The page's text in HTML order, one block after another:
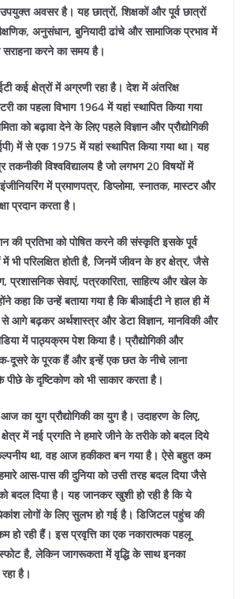
अवसर है। यह छात्रों, शिक्षकों और पूर्व छात्रों
अनुसंधान, बुनियादी ढांचे और सामाजिक प्रभाव में
सराहना करने का समय है।
कई क्षेत्रों में अग्रणी रहा है। देश में अंतरिक्ष
का पहला विभाग 1964 में यहां स्थापित किया गया
को बढ़ावा देने के लिए पहले विज्ञान और प्रौद्योगिकी
में से एक 1975 में यहां स्थापित किया गया था। यह
तकनीकी विश्वविद्यालय है जो लगभग 20 विषयों में
में प्रमाणपत्र, डिप्लोमा, स्नातक, मास्टर और
प्रदान करता है।
की प्रतिभा को पोषित करने की संस्कृति इसके पूर्व
में भी परिलक्षित होती है, जिनमें जीवन के हर क्षेत्र, जैसे
प्रशासनिक सेवाएं, पत्रकारिता, साहित्य और खेल के
कहा कि उन्हें बताया गया है कि बीआईटी ने हाल ही में
से आगे बढ़कर अर्थशास्त्र और डेटा विज्ञान, मानविकी और
में पाठ्यक्रम पेश किया है। प्रौद्योगिकी और
दूसरे के पूरक हैं और इन्हें एक छत के नीचे लाना
के पीछे के दृष्टिकोण को भी साकार करता है।
आज का युग प्रौद्योगिकी का युग है। उदाहरण के लिए,
क्षेत्र में नई प्रगति ने हमारे जीने के तरीके को बदल दिये
था, वह आज हकीकत बन गया है। ऐसे बहुत कम
आस-पास की दुनिया को उसी तरह बदल दिया जैसे
बदल दिया है। यह जानकर खुशी हो रही है कि ये
लोगों के लिए सुलभ हो गई है। डिजिटल पहुंच की
हो रही हैं। इस प्रवृत्ति का एक नकारात्मक पहलू
है, लेकिन जागरूकता में वृद्धि के साथ इनका
है।